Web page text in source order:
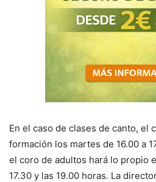
En el caso de clases de canto, el
formación los martes de 16.00 a
el coro de adultos hará lo propio
17.30 y las 19.00 horas. La